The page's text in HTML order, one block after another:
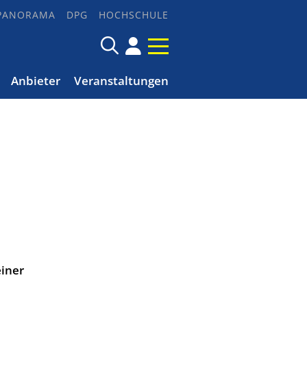
DPG HOCHSCHULE
Anbieter Veranstaltungen